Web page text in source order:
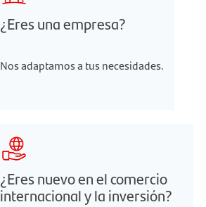
¿Eres una empresa?
Nos adaptamos a tus necesidades.
¿Eres nuevo en el comercio
internacional y la inversión?